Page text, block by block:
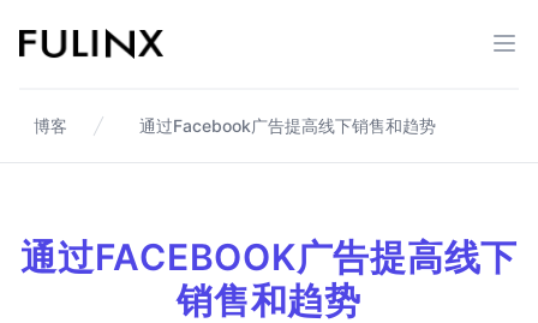
Fulinx-跨境电商独立站自建站平台
打
博客 通过Facebook广告提高线下销售和趋势
通过FACEBOOK广告提高线下
销售和趋势